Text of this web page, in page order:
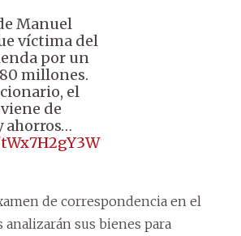
Manuel
víctima del
por un
millones.
el
de
ahorros…
de correspondencia en el
analizarán sus bienes para